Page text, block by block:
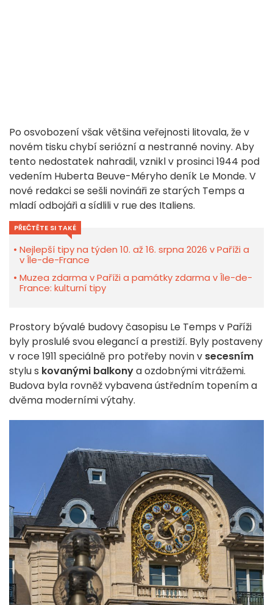
Po osvobození však většina veřejnosti litovala, že v
novém tisku chybí seriózní a nestranné noviny. Aby
tento nedostatek nahradil, vznikl v prosinci 1944 pod
vedením Huberta Beuve-Méryho deník Le Monde. V
nové redakci se sešli novináři ze starých Temps a
mladí odbojáři a sídlili v rue des Italiens.
PŘEČTĚTE SI TAKÉ
Nejlepší tipy na týden 10. až 16. srpna 2026 v Paříži a
v Île-de-France
Muzea zdarma v Paříži a památky zdarma v Île-de-
France: kulturní tipy
Prostory bývalé budovy časopisu Le Temps v Paříži
byly proslulé svou elegancí a prestiží. Byly postaveny
v roce 1911 speciálně pro potřeby novin v secesním
stylu s kovanými balkonya ozdobnými vitrážemi.
Budova byla rovněž vybavena ústředním topením a
dvěma moderními výtahy.